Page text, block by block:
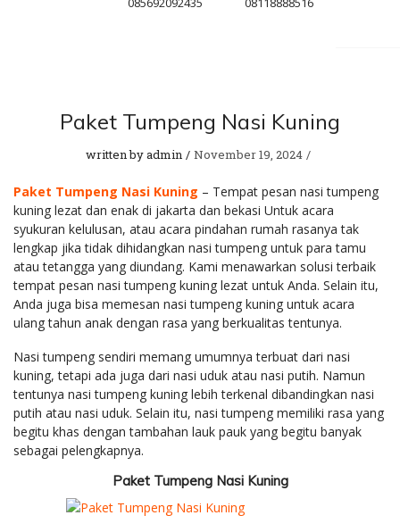
Paket Tumpeng Nasi Kuning
written byadmin November 19, 2024
Paket Tumpeng Nasi Kuning – Tempat pesan nasi tumpeng
kuning lezat dan enak di jakarta dan bekasi Untuk acara
syukuran kelulusan, atau acara pindahan rumah rasanya tak
lengkap jika tidak dihidangkan nasi tumpeng untuk para tamu
atau tetangga yang diundang. Kami menawarkan solusi terbaik
tempat pesan nasi tumpeng kuning lezat untuk Anda. Selain itu,
Anda juga bisa memesan nasi tumpeng kuning untuk acara
ulang tahun anak dengan rasa yang berkualitas tentunya.
Nasi tumpeng sendiri memang umumnya terbuat dari nasi
kuning, tetapi ada juga dari nasi uduk atau nasi putih. Namun
tentunya nasi tumpeng kuning lebih terkenal dibandingkan nasi
putih atau nasi uduk. Selain itu, nasi tumpeng memiliki rasa yang
begitu khas dengan tambahan lauk pauk yang begitu banyak
sebagai pelengkapnya.
Paket Tumpeng Nasi Kuning